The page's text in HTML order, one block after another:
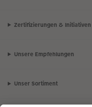
Zertifizierungen & Initiativen
Unsere Empfehlungen
Unser Sortiment